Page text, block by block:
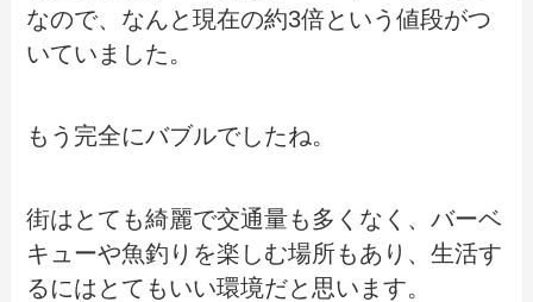
なので、なんと現在の約3倍という値段がつ
いていました。
もう完全にバブルでしたね。
街はとても綺麗で交通量も多くなく、バーベ
キューや魚釣りを楽しむ場所もあり、生活す
るにはとてもいい環境だと思います。